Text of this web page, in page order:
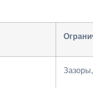
Зазоры,